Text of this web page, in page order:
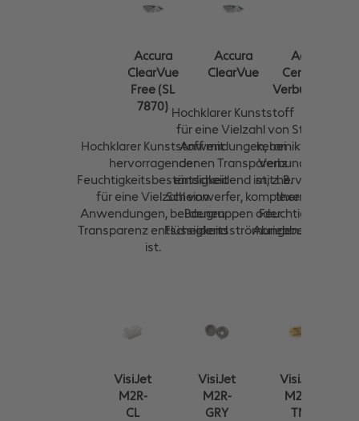
Accura
ClearVue
Free (SL
7870)
Hochklarer Kunststoff mit
hervorragender
Feuchtigkeitsbeständigkeit
für eine Vielzahl von
Anwendungen, bei denen
Transparenz entscheidend
ist.
Accura
ClearVue
Hochklarer Kunststoff
für eine Vielzahl von
Anwendungen, bei
denen Transparenz
entscheidend ist, z. B.
Scheinwerfer, komplexe
Baugruppen oder
Flüssigkeitsströmungen.
Accura
CeraMAX-
Verbundstoff
Steifer
mit
thermischer,
Feuchtigkeits-
VisiJet
M2R-
CL
VisiJet
M2R-
GRY
VisiJet
M2R-
TN